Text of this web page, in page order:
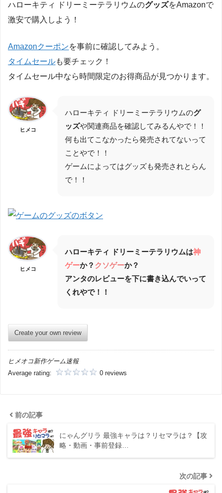
ハローキティ ドリーミーテラリウムのグッズをAmazonで
激安で購入しよう！
Amazonクーポンを事前に確認してみよう。
タイムセールも要チェック！
タイムセール中なら時間限定のお得商品が見つかります。
ヒメコ
ハローキティ ドリーミーテラリウムのグ
ッズや関連商品を確認してみるんやで！！
何も出てこなかったら発売されてないって
ことやで！！
ゲームによってはグッズも発売されとらん
で！！
ヒメコ
ハローキティ ドリーミーテラリウムは神
ゲーか？ クソゲーか？
アンタのレビューを下に書き込んでいって
くれやで！！
Create your own review
ヒメオコ新作ゲーム速報
Average rating:
0 reviews
前の記事
にゃんグリラ 最強キャラは？リセマラは？【攻
略・動画・事前登録…
次の記事